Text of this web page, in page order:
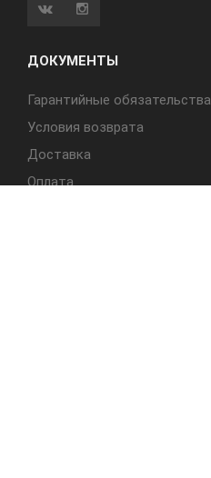
ДОКУМЕНТЫ
Гарантийные обязательства
Условия возврата
Доставка
Оплата